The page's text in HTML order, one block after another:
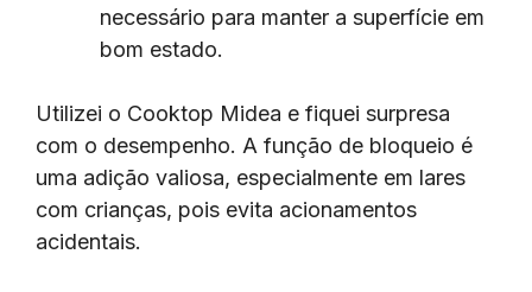
necessário para manter a superfície em
bom estado.
Utilizei o Cooktop Midea e fiquei surpresa
com o desempenho. A função de bloqueio é
uma adição valiosa, especialmente em lares
com crianças, pois evita acionamentos
acidentais.